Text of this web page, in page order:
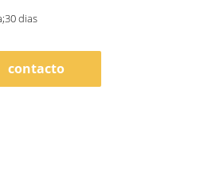
dias
contacto